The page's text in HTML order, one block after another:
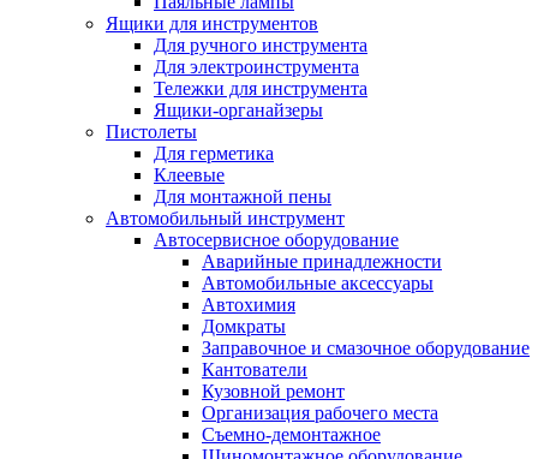
Ящики для инструментов
Для ручного инструмента
Для электроинструмента
Тележки для инструмента
Ящики-органайзеры
Пистолеты
Для герметика
Клеевые
Для монтажной пены
Автомобильный инструмент
Автосервисное оборудование
Аварийные принадлежности
Автомобильные аксессуары
Автохимия
Домкраты
Заправочное и смазочное оборудование
Кантователи
Кузовной ремонт
Организация рабочего места
Съемно-демонтажное